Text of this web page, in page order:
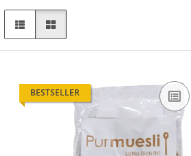
BESTSELLER